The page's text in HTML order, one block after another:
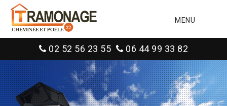
MENU
02 52 56 23 55 06 44 99 33 82